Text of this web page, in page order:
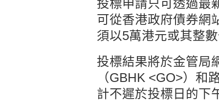
投標申請只可透過最
可從香港政府債券網
須以5萬港元或其整
投標結果將於金管局
（GBHK <GO>）和
計不遲於投標日的下